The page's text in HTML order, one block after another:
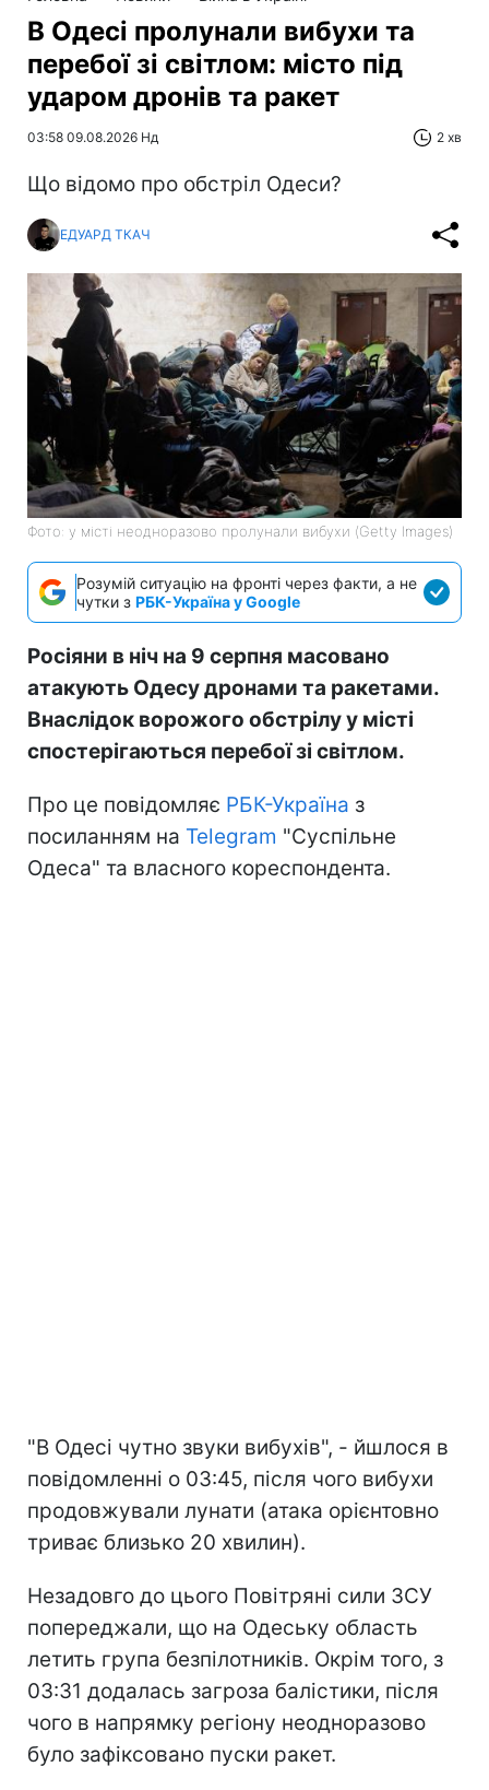
В Одесі пролунали вибухи та
перебої зі світлом: місто під
ударом дронів та ракет
03:58 09.08.2026 Нд 2 хв
Що відомо про обстріл Одеси?
ЕДУАРД ТКАЧ
Фото: у місті неодноразово пролунали вибухи (Getty Images)
Розумій ситуацію на фронті через факти, а не
чутки з РБК-Україна у Google
Росіяни в ніч на 9 серпня масовано
атакують Одесу дронами та ракетами.
Внаслідок ворожого обстрілу у місті
спостерігаються перебої зі світлом.
Про це повідомляє РБК-Україна з
посиланням на Telegram "Суспільне
Одеса" та власного кореспондента.
"В Одесі чутно звуки вибухів", - йшлося в
повідомленні о 03:45, після чого вибухи
продовжували лунати (атака орієнтовно
триває близько 20 хвилин).
Незадовго до цього Повітряні сили ЗСУ
попереджали, що на Одеську область
летить група безпілотників. Окрім того, з
03:31 додалась загроза балістики, після
чого в напрямку регіону неодноразово
було зафіксовано пуски ракет.